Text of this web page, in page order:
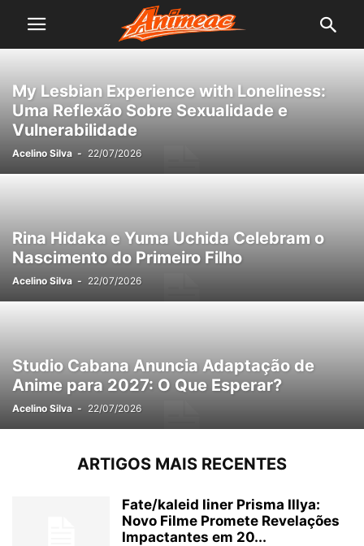
My Lesbian Experience with Loneliness:
Uma Reflexão Sobre Sexualidade e
Vulnerabilidade
Acelino Silva - 22/07/2026
Rina Hidaka e Yuma Uchida Celebram o
Nascimento do Primeiro Filho
Acelino Silva - 22/07/2026
Studio Cabana Anuncia Adaptação de
Anime para 2027: O Que Esperar?
Acelino Silva - 22/07/2026
ARTIGOS MAIS RECENTES
Fate/kaleid liner Prisma Illya:
Novo Filme Promete Revelações
Impactantes em 20...